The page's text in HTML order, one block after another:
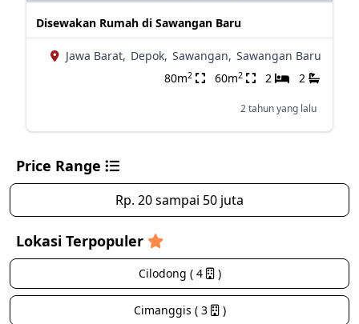
Disewakan Rumah di Sawangan Baru
Jawa Barat, Depok, Sawangan, Sawangan Baru
80m2 60m2 2 2
2 tahun yang lalu
Price Range
Rp. 20 sampai 50 juta
Lokasi Terpopuler
Cilodong ( 4 )
Cimanggis ( 3 )